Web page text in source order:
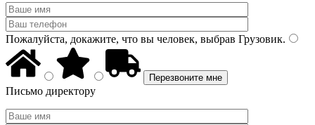
Пожалуйста, докажите, что вы человек, выбрав Грузовик.
Письмо директору